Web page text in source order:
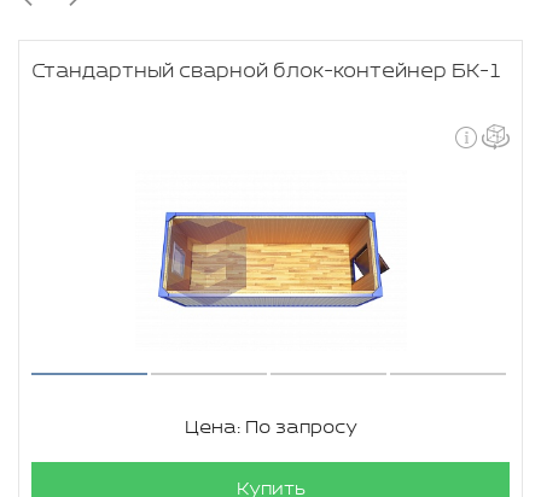
Стандартный сварной блок-контейнер БК-1
Цена: По запросу
Купить